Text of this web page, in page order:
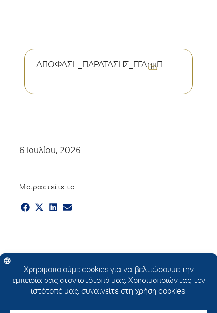
6 Ιουλίου, 2026
Μοιραστείτε το
ΑΠΟΦΑΣΗ_ΠΑΡΑΤΑΣΗΣ_ΓΓΔημΠ